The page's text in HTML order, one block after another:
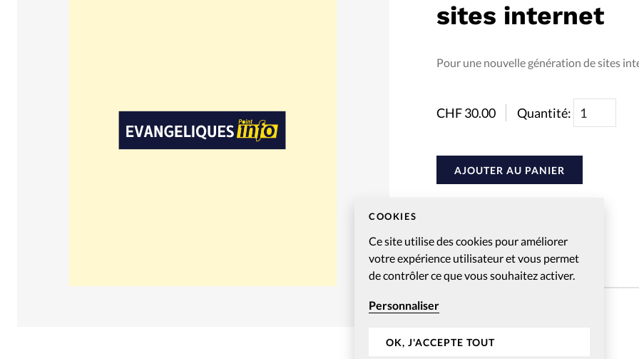
COOKIES
Ce site utilise des cookies pour améliorer
votre expérience utilisateur et vous permet
de contrôler ce que vous souhaitez activer.
Personnaliser
OK, J'ACCEPTE TOUT
Nous
sites internet
Pour une nouvelle génération de sites
CHF30.00 Quantité:
AJOUTER AU PANIER
Description
Don général à Alliance Presse